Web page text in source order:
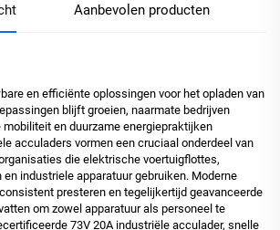
Aanbevolen producten
en efficiënte oplossingen voor het opladen van
blijft groeien, naarmate bedrijven
en duurzame energiepraktijken
acculaders vormen een cruciaal onderdeel van
die elektrische voertuigflottes,
industriele apparatuur gebruiken. Moderne
presteren en tegelijkertijd geavanceerde
om zowel apparatuur als personeel te
73V 20A industriële acculader, snelle